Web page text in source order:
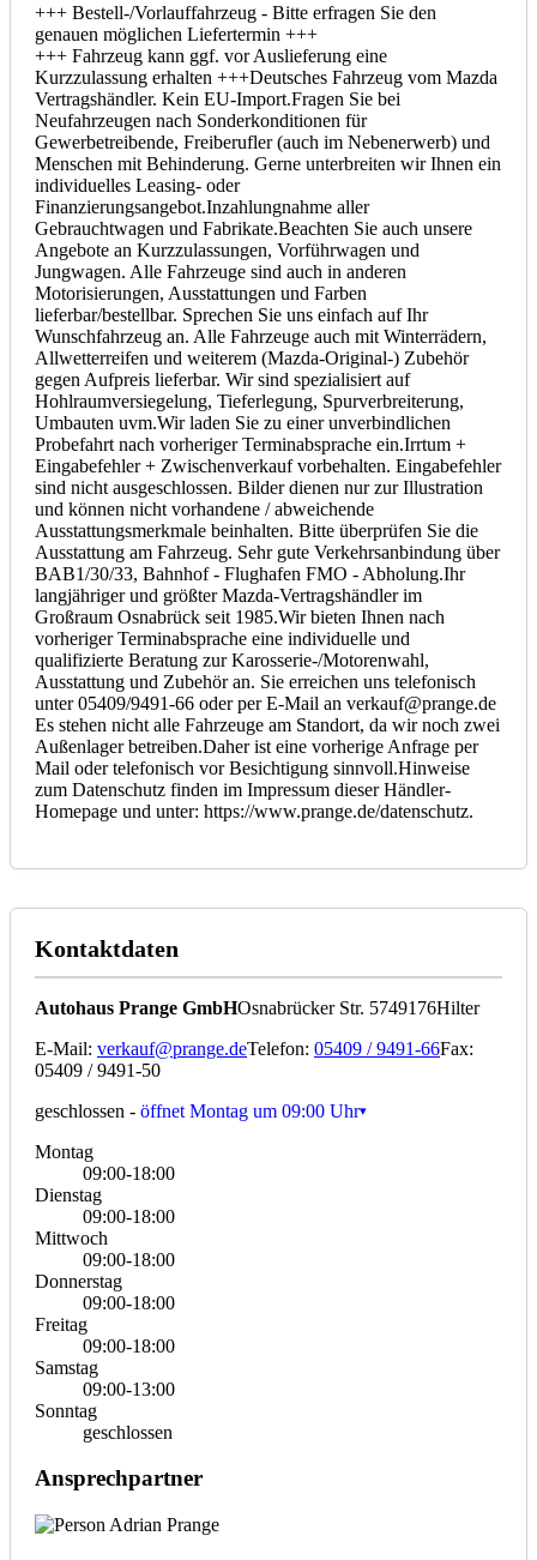
+++ Bestell-/Vorlauffahrzeug - Bitte erfragen Sie den
genauen möglichen Liefertermin +++
+++ Fahrzeug kann ggf. vor Auslieferung eine
Kurzzulassung erhalten +++Deutsches Fahrzeug vom Mazda
Vertragshändler. Kein EU-Import.Fragen Sie bei
Neufahrzeugen nach Sonderkonditionen für
Gewerbetreibende, Freiberufler (auch im Nebenerwerb) und
Menschen mit Behinderung. Gerne unterbreiten wir Ihnen ein
individuelles Leasing- oder
Finanzierungsangebot.Inzahlungnahme aller
Gebrauchtwagen und Fabrikate.Beachten Sie auch unsere
Angebote an Kurzzulassungen, Vorführwagen und
Jungwagen. Alle Fahrzeuge sind auch in anderen
Motorisierungen, Ausstattungen und Farben
lieferbar/bestellbar. Sprechen Sie uns einfach auf Ihr
Wunschfahrzeug an. Alle Fahrzeuge auch mit Winterrädern,
Allwetterreifen und weiterem (Mazda-Original-) Zubehör
gegen Aufpreis lieferbar. Wir sind spezialisiert auf
Hohlraumversiegelung, Tieferlegung, Spurverbreiterung,
Umbauten uvm.Wir laden Sie zu einer unverbindlichen
Probefahrt nach vorheriger Terminabsprache ein.Irrtum +
Eingabefehler + Zwischenverkaufvorbehalten. Eingabefehler
sind nicht ausgeschlossen. Bilder dienen nur zur Illustration
und können nicht vorhandene / abweichende
Ausstattungsmerkmale beinhalten. Bitte überprüfen Sie die
Ausstattung am Fahrzeug. Sehr gute Verkehrsanbindung über
BAB1/30/33, Bahnhof - Flughafen FMO - Abholung.Ihr
langjähriger und größter Mazda-Vertragshändler im
Großraum Osnabrück seit 1985.Wir bieten Ihnen nach
vorheriger Terminabsprache eine individuelle und
qualifizierte Beratung zur Karosserie-/Motorenwahl,
Ausstattung und Zubehör an. Sie erreichen uns telefonisch
unter 05409/9491-66 oder per E-Mail an verkauf@prange.de
Es stehen nicht alle Fahrzeuge am Standort, da wir noch zwei
Außenlager betreiben.Daher ist eine vorherige Anfrage per
Mail oder telefonisch vor Besichtigung sinnvoll.Hinweise
zum Datenschutz finden im Impressum dieser Händler-
Homepage und unter: https://www.prange.de/datenschutz.
Kontaktdaten
Autohaus Prange GmbHOsnabrücker Str. 5749176Hilter
E-Mail: verkauf@prange.deTelefon: 05409 / 9491-66Fax:
05409 / 9491-50
geschlossen - öffnet Montag um 09:00 Uhr
Montag
09:00-18:00
Dienstag
09:00-18:00
Mittwoch
09:00-18:00
Donnerstag
09:00-18:00
Freitag
09:00-18:00
Samstag
09:00-13:00
Sonntag
geschlossen
Ansprechpartner